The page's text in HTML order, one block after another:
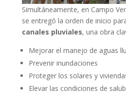
Simultáneamente, en Campo
se entregó la orden de inicio
canales pluviales, una obra
Mejorar el manejo de aguas
Prevenir inundaciones
Proteger los solares y
Elevar las condiciones de